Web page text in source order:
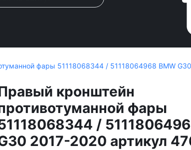
фары 51118068344 / 51118064968 BMW
кронштейн
фары
/
2017-2020 артикул